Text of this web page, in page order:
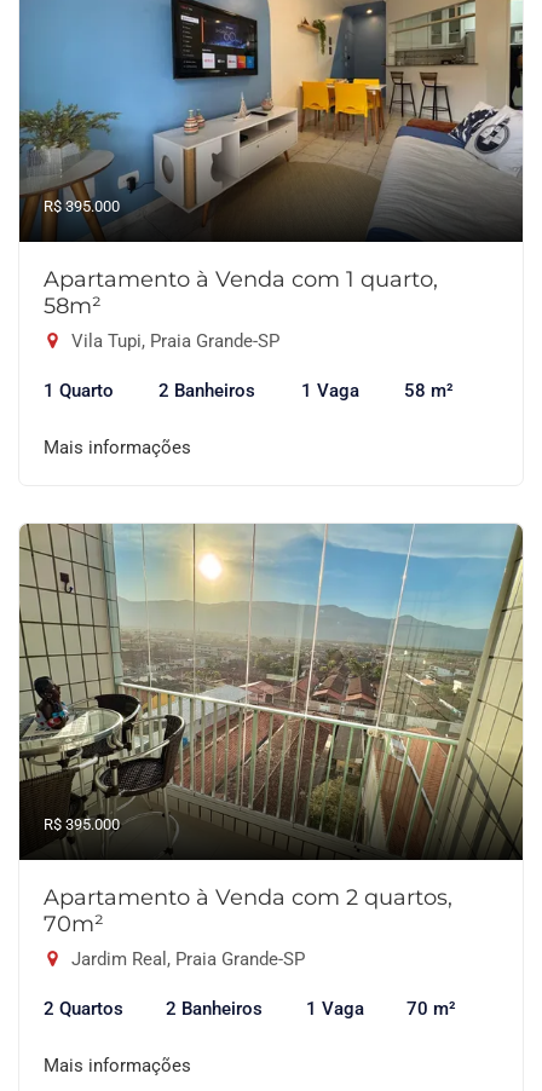
R$ 395.000
Apartamento à Venda com 1 quarto,
58m²
Vila Tupi, Praia Grande-SP
1 Quarto 2 Banheiros 1 Vaga 58 m²
Mais informações
R$ 395.000
Apartamento à Venda com 2 quartos,
70m²
Jardim Real, Praia Grande-SP
2 Quartos 2 Banheiros 1 Vaga 70 m²
Mais informações